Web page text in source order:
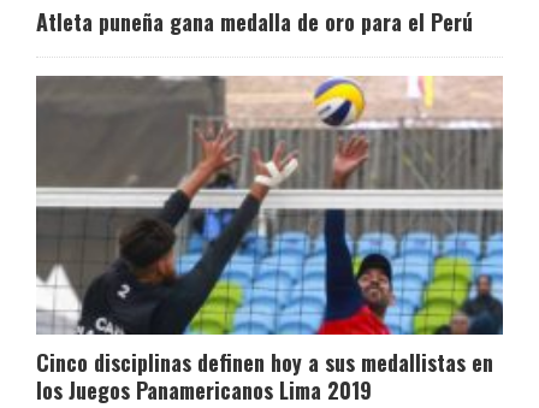
Atleta puneña gana medalla de oro para el Perú
Cinco disciplinas definen hoy a sus medallistas en
los Juegos Panamericanos Lima 2019